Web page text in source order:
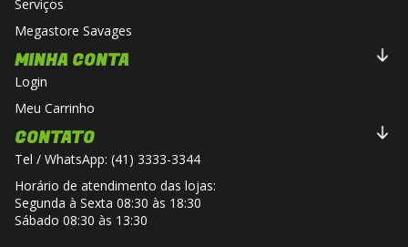
Serviços
Megastore Savages
MINHA CONTA
Login
Meu Carrinho
CONTATO
Tel / WhatsApp: (41) 3333-3344
Horário de atendimento das lojas:
Segunda à Sexta 08:30 às 18:30
Sábado 08:30 às 13:30